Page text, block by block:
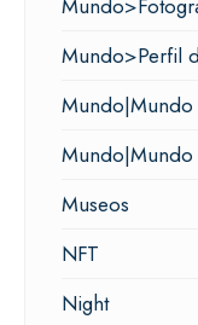
Mundo>Perfil
Mundo|Mundo
Museos
NFT
Night